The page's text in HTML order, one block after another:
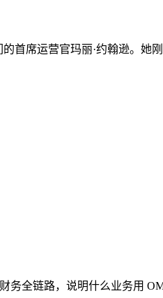
首席运营官玛丽·约翰逊。
全链路，说明什么业务用